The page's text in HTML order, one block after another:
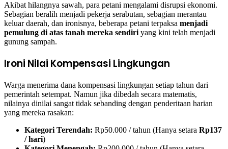
Akibat hilangnya sawah, para petani mengalami disrupsi ekonomi.
Sebagian beralih menjadi pekerja serabutan, sebagian merantau
keluar daerah, dan ironisnya, beberapa petani terpaksa menjadi
pemulung di atas tanah mereka sendiri yang kini telah menjadi
gunung sampah.
Ironi Nilai Kompensasi Lingkungan
Warga menerima dana kompensasi lingkungan setiap tahun dari
pemerintah setempat. Namun jika dibedah secara matematis,
nilainya dinilai sangat tidak sebanding dengan penderitaan harian
yang mereka rasakan:
Kategori Terendah: Rp50.000 / tahun (Hanya setara Rp137
/ hari)